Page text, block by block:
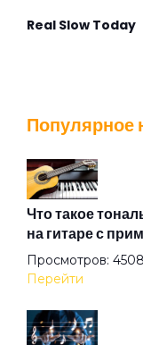
Real Slow Today
The Angel
The Postcard
The Time
Популярное
Что такое
на гитаре с
Просмотров:
Перейти